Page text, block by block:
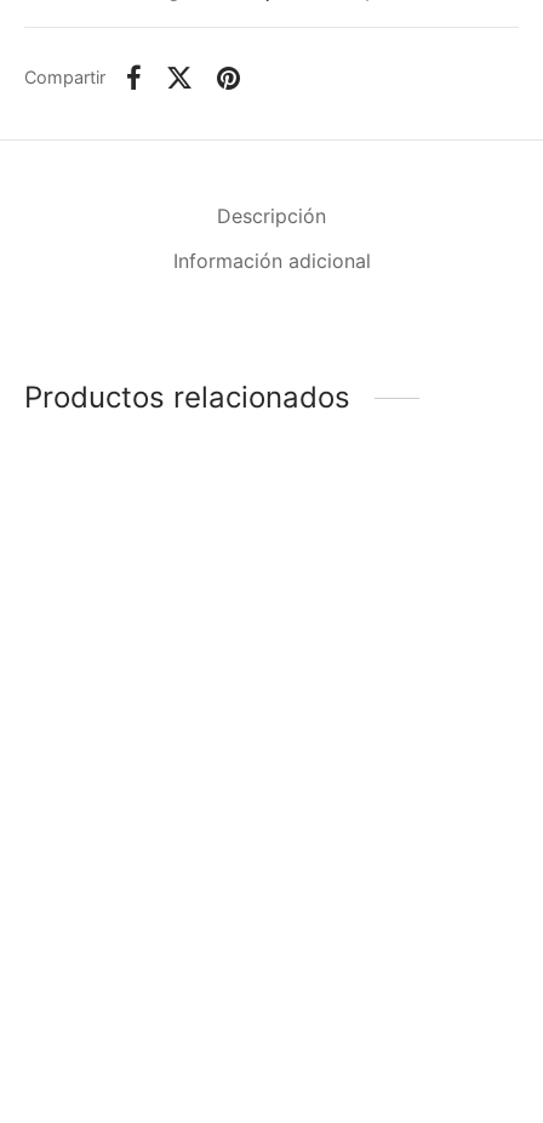
Compartir
Descripción
Información adicional
Productos relacionados